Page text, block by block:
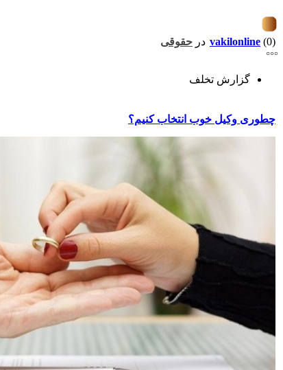
vakilonline (0) در حقوقی
گزارش تخلف
چطوری وکیل خوب انتخاب کنیم؟